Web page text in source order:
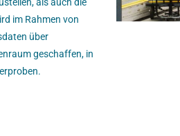
im Rahmen von
über
geschaffen, in